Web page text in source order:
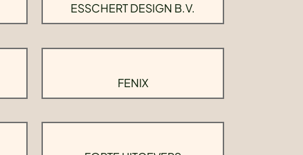
ESSCHERT DESIGN B.V.
FENIX